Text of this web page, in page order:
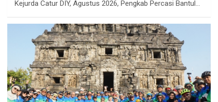
Kejurda Catur DIY, Agustus 2026, Pengkab Percasi Bantul…